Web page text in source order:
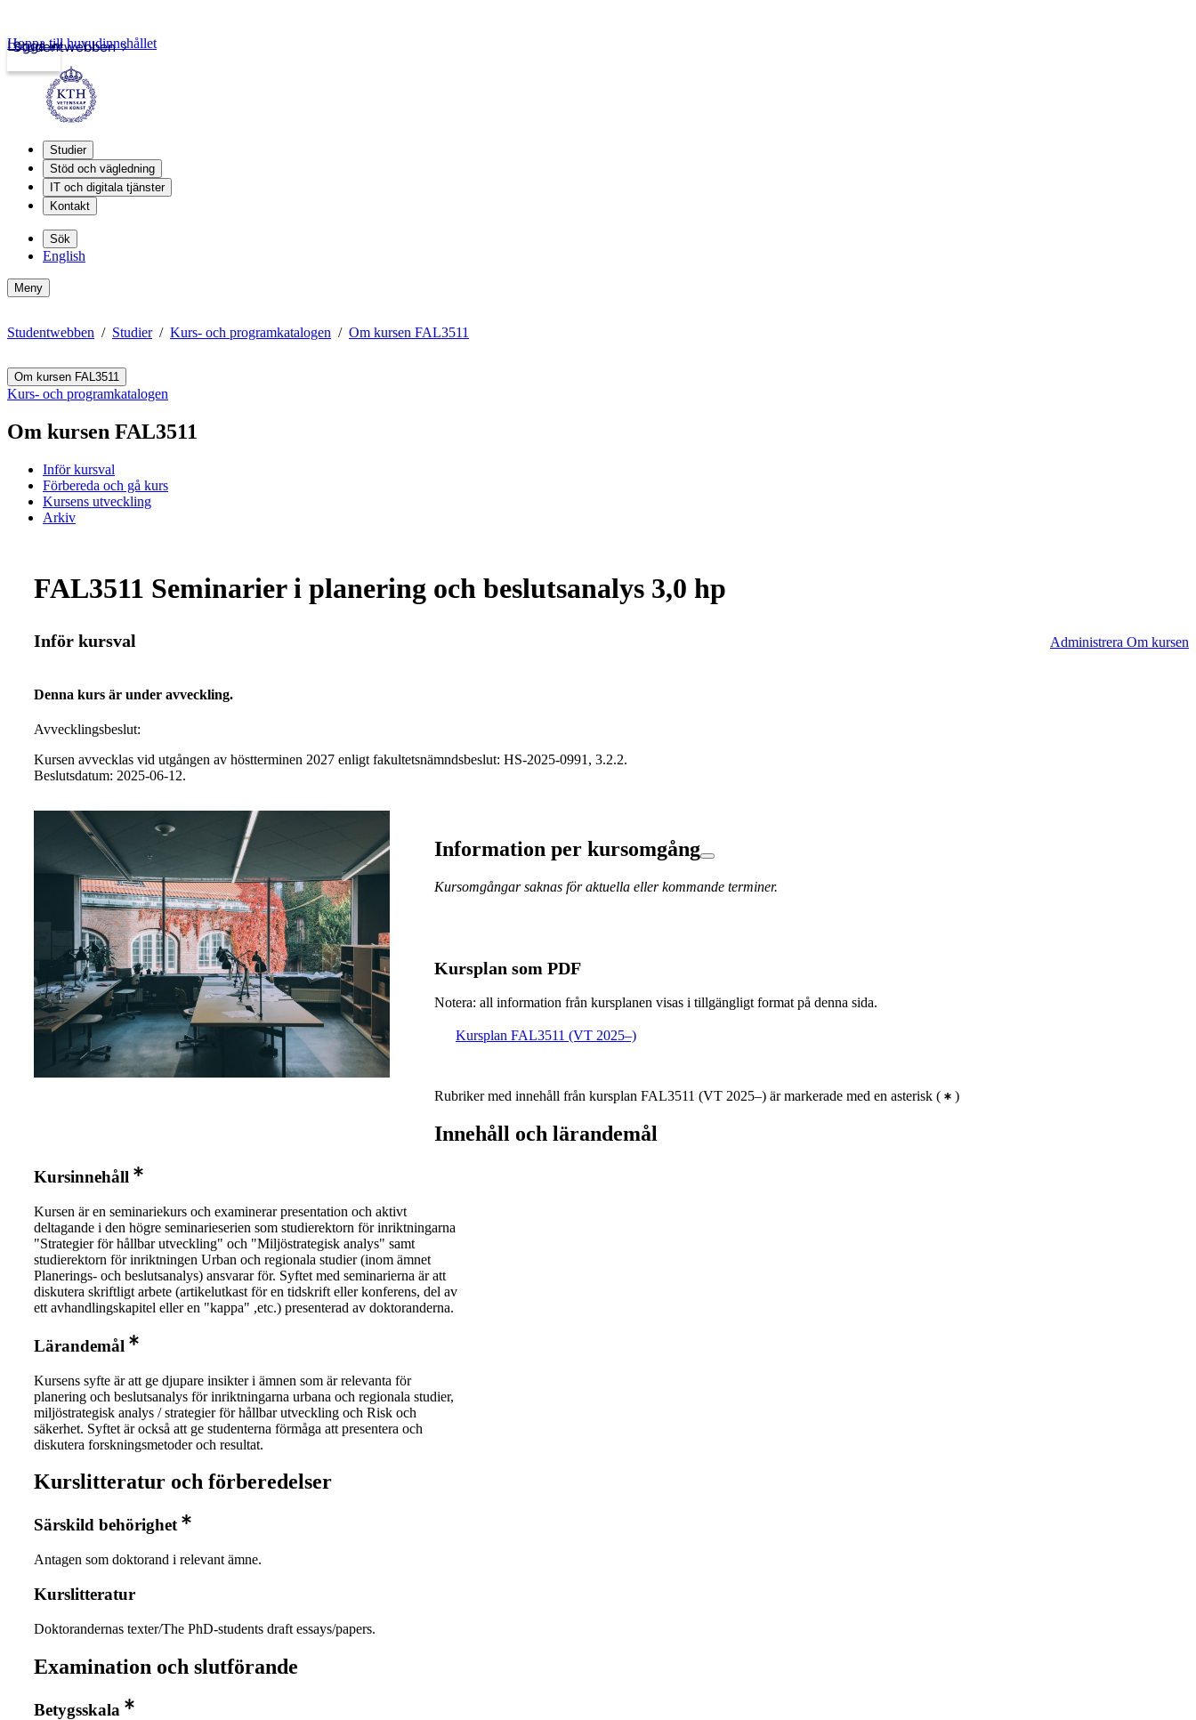
Studentwebben
Logga in
Hoppa till huvudinnehållet
Studier
Stöd och vägledning
IT och digitala tjänster
Kontakt
Sök
English
Meny
Studentwebben Studier Kurs- och programkatalogen Om kursen FAL3511
Om kursen FAL3511
Kurs- och programkatalogen
Om kursen FAL3511
Inför kursval
Förbereda och gå kurs
Kursens utveckling
Arkiv
FAL3511 Seminarier i planering och beslutsanalys 3,0 hp
Inför kursval Administrera Om kursen
Denna kurs är under avveckling.
Avvecklingsbeslut:
Kursen avvecklas vid utgången av höstterminen 2027 enligt fakultetsnämndsbeslut: HS-2025-0991, 3.2.2.
Beslutsdatum: 2025-06-12.
Information per kursomgång
Kursomgångar saknas för aktuella eller kommande terminer.
Kursplan som PDF
Notera: all information från kursplanen visas i tillgängligt format på denna sida.
Kursplan FAL3511 (VT 2025–)
Rubriker med innehåll från kursplan FAL3511 (VT 2025–) är markerade med en asterisk ( )
Innehåll och lärandemål
Kursinnehåll
Kursen är en seminariekurs och examinerar presentation och aktivt
deltagande i den högre seminarieserien som studierektorn för inriktningarna
"Strategier för hållbar utveckling" och "Miljöstrategisk analys" samt
studierektorn för inriktningen Urban och regionala studier (inom ämnet
Planerings- och beslutsanalys) ansvarar för. Syftet med seminarierna är att
diskutera skriftligt arbete (artikelutkast för en tidskrift eller konferens, del av
ett avhandlingskapitel eller en "kappa" ,etc.) presenterad av doktoranderna.
Lärandemål
Kursens syfte är att ge djupare insikter i ämnen som är relevanta för
planering och beslutsanalys för inriktningarna urbana och regionala studier,
miljöstrategisk analys / strategier för hållbar utveckling och Risk och
säkerhet. Syftet är också att ge studenterna förmåga att presentera och
diskutera forskningsmetoder och resultat.
Kurslitteratur och förberedelser
Särskild behörighet
Antagen som doktorand i relevant ämne.
Kurslitteratur
Doktorandernas texter/The PhD-students draft essays/papers.
Examination och slutförande
Betygsskala